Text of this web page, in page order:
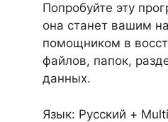
Попробуйте эту
она станет вашим
помощником в
файлов, папок,
данных.
Язык: Русский + Multi